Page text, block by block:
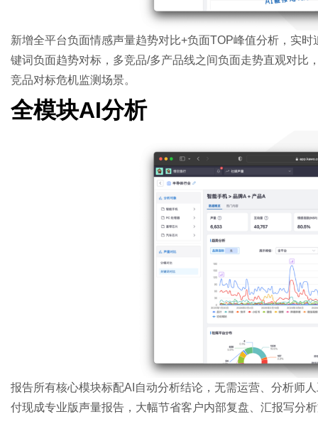
新增全平台负面情感声量趋势对比+负面TOP峰值分析，实
键词负面趋势对标，多竞品/多产品线之间负面走势直观对
竞品对标危机监测场景。
全模块AI分析
报告所有核心模块标配AI自动分析结论，无需运营、分析师
付现成专业版声量报告，大幅节省客户内部复盘、汇报写分